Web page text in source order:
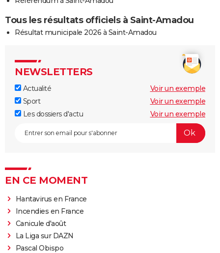
Tous les résultats officiels à Saint-Amadou
Résultat municipale 2026 à Saint-Amadou
NEWSLETTERS
Actualité
Voir un exemple
Sport
Voir un exemple
Les dossiers d'actu
Voir un exemple
EN CE MOMENT
Hantavirus en France
Incendies en France
Canicule d'août
La Liga sur DAZN
Pascal Obispo